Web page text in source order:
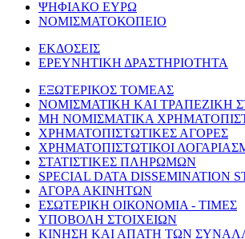
ΨΗΦΙΑΚΟ ΕΥΡΩ
ΝΟΜΙΣΜΑΤΟΚΟΠΕΙΟ
ΕΚΔΟΣΕΙΣ
ΕΡΕΥΝΗΤΙΚΗ ΔΡΑΣΤΗΡΙΟΤΗΤΑ
ΕΞΩΤΕΡΙΚΟΣ ΤΟΜΕΑΣ
ΝΟΜΙΣΜΑΤΙΚΗ ΚΑΙ ΤΡΑΠΕΖΙΚΗ
ΜΗ ΝΟΜΙΣΜΑΤΙΚΑ
ΧΡΗΜΑΤΟΠΙΣΤΩΤΙΚΕΣ ΑΓΟΡΕΣ
ΧΡΗΜΑΤΟΠΙΣΤΩΤΙΚΟΙ
ΣΤΑΤΙΣΤΙΚΕΣ ΠΛΗΡΩΜΩΝ
SPECIAL DATA DISSEMINATION
ΑΓΟΡΑ ΑΚΙΝΗΤΩΝ
ΕΣΩΤΕΡΙΚΗ ΟΙΚΟΝΟΜΙΑ - ΤΙΜΕΣ
ΥΠΟΒΟΛΗ ΣΤΟΙΧΕΙΩΝ
ΚΙΝΗΣΗ ΚΑΙ ΑΠΑΤΗ ΤΩΝ